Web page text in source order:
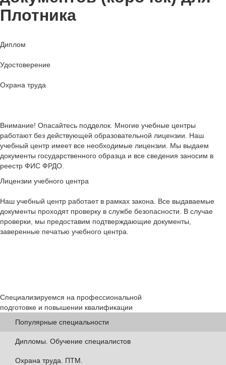
Плотника
Диплом
Удостоверение
Охрана труда
Внимание! Опасайтесь подделок. Многие учебные центры
работают без действующей образовательной лицензии. Наш
учебный центр имеет все необходимые лицензии. Мы выдаем
документы государственного образца и все сведения заносим в
реестр ФИС ФРДО.
Лицензии учебного центра
Наш учебный центр работает в рамках закона. Все выдаваемые
документы проходят проверку в службе безопасности. В случае
проверки, мы предоставим подтверждающие документы,
заверенные печатью учебного центра.
Специализируемся на профессиональной
подготовке и повышении квалификации
Популярные специальности
Дипломы. Обучение специалистов
Охрана труда. ПТМ.